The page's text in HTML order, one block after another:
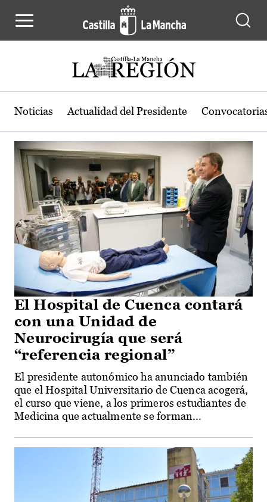
Actualidad de la región de Castilla-
Noticias Actualidad del Presidente
El Hospital de Cuenca contará
con una Unidad de
Neurocirugía que será
“referencia regional”
El presidente autonómico ha anunciado también
que el Hospital Universitario de Cuenca acogerá,
el curso que viene, a los primeros estudiantes de
Medicina que actualmente se forman...